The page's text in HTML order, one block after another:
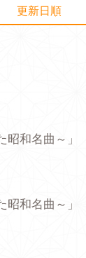
更新日順
和名曲～」
和名曲～」